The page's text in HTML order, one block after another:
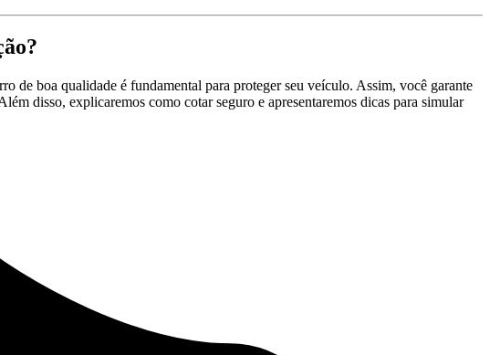
de boa qualidade é fundamental para proteger seu veículo. Assim, você garante
disso, explicaremos como cotar seguro e apresentaremos dicas para simular